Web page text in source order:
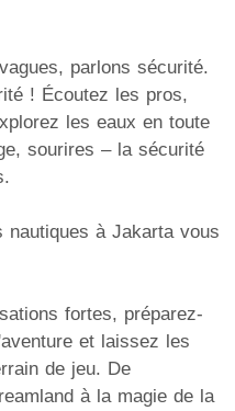
parlons sécurité.
! Écoutez les pros,
les eaux en toute
sourires – la sécurité
nautiques à Jakarta vous
fortes, préparez-
et laissez les
de jeu. De
à la magie de la